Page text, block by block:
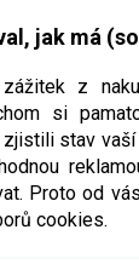
jak má
z
si
stav vaší
Proto od
cookies.